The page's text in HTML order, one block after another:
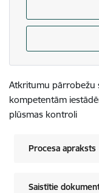
Atkritumu pārrobežu
kompetentām
plūsmas kontroli
Procesa apraksts
Saistītie